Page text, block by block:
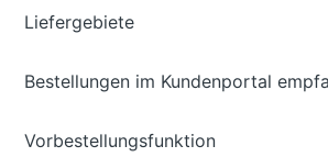
Liefergebiete
Bestellungen im Kundenportal
Vorbestellungsfunktion